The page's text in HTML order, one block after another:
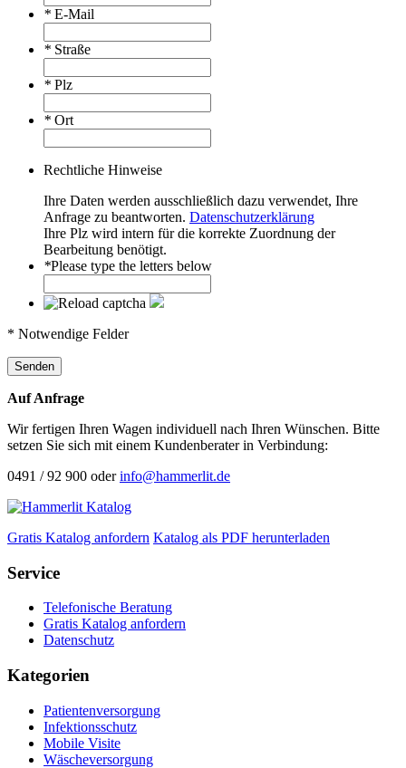
* E-Mail
* Straße
* Plz
* Ort
Rechtliche Hinweise
Ihre Daten werden ausschließlich dazu verwendet, Ihre
Anfrage zu beantworten. Datenschutzerklärung
Ihre Plz wird intern für die korrekte Zuordnung der
Bearbeitung benötigt.
*Please type the letters below
* Notwendige Felder
Senden
Auf Anfrage
Wir fertigen Ihren Wagen individuell nach Ihren Wünschen. Bitte
setzen Sie sich mit einem Kundenberater in Verbindung:
0491 / 92 900 oderinfo@hammerlit.de
Gratis Katalog anfordern Katalog als PDF herunterladen
Service
Telefonische Beratung
Gratis Katalog anfordern
Datenschutz
Kategorien
Patientenversorgung
Infektionsschutz
Mobile Visite
Wäscheversorgung